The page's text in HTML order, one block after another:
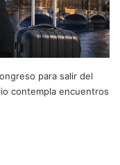
para salir del
contempla encuentros